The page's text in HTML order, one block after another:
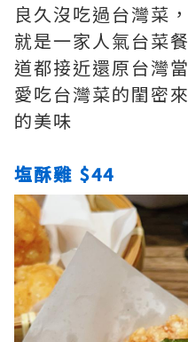
良久沒吃過台灣菜
就是一家人氣台菜
道都接近還原台灣
愛吃台灣菜的閨密
的美味
塩酥雞 $44